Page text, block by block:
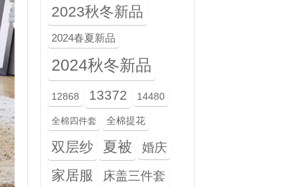
2023秋冬新品
2024春夏新品
2024秋冬新品
12868 13372 14480
全棉四件套 全棉提花
双层纱 夏被 婚庆
家居服 床盖三件套